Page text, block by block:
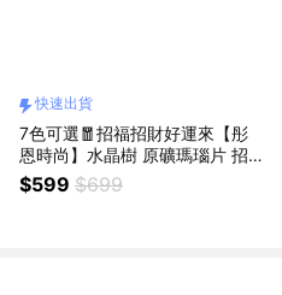
快速出貨
7色可選🧧招福招財好運來【彤
恩時尚】水晶樹 原礦瑪瑙片 招
財樹 | 黃水晶 粉水晶 紫水晶 紅
瑪瑙 東陵玉 青金石 五行石 | 生
$599 $699